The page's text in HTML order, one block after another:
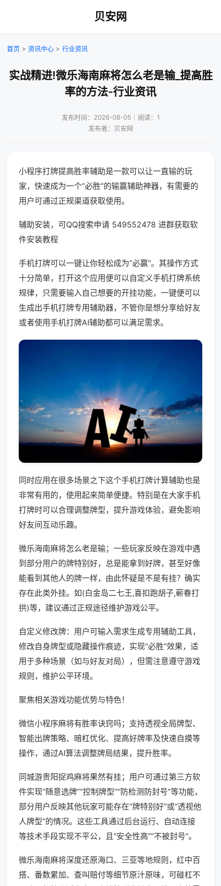
贝安网
首页 > 资讯中心 > 行业资讯
实战精进!微乐海南麻将怎么老是输_提高胜
率的方法-行业资讯
发布时间：2026-08-05｜阅读：1
发布者：贝安网
小程序打牌提高胜率辅助是一款可以让一直输的玩
家，快速成为一个“必胜”的输赢辅助神器，有需要的
用户可通过正规渠道获取使用。
辅助安装，可QQ搜索申请 549552478 进群获取软
件安装教程
手机打牌可以一键让你轻松成为“必赢”。其操作方式
十分简单，打开这个应用便可以自定义手机打牌系统
规律，只需要输入自己想要的开挂功能，一键便可以
生成出手机打牌专用辅助器，不管你是想分享给好友
或者使用手机打牌AI辅助都可以满足需求。
同时应用在很多场景之下这个手机打牌计算辅助也是
非常有用的，使用起来简单便捷。特别是在大家手机
打牌时可以合理调整牌型，提升游戏体验，避免影响
好友间互动乐趣。
微乐海南麻将怎么老是输；一些玩家反映在游戏中遇
到部分用户的牌特别好，总是能拿到好牌，甚至好像
能看到其他人的牌一样，由此怀疑是不是有挂？确实
存在此类外挂。如(白金岛二七王,喜扣跑胡子,蕲春打
拱)等，建议通过正规途径维护游戏公平。
自定义修改牌：用户可输入需求生成专用辅助工具，
修改自身牌型或隐藏操作痕迹，实现“必胜”效果，适
用于多种场景（如与好友对局），但需注意遵守游戏
规则，维护公平环境。
聚焦相关游戏功能优势与特色！
微信小程序麻将有胜率诀窍吗；支持透视全局牌型、
智能出牌策略、暗杠优化、提高好牌率及快速自摸等
操作，通过AI算法调整牌局结果，提升胜率。
同城游贵阳捉鸡麻将果然有挂；用户可通过第三方软
件实现“随意选牌”“控制牌型”“防检测防封号”等功能，
部分用户反映其他玩家可能存在“牌特别好”或“透视他
人牌型”的情况。这些工具通过后台运行、自动连接
等技术手段实现不平公，且“安全性高”“不被封号”。
微乐海南麻将深度还原海口、三亚等地规则，红中百
搭、番数累加、查叫赔付等细节原汁原味，可碰杠不